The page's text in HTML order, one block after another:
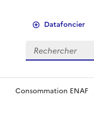
Datafoncier
Rechercher
Consommation ENAF